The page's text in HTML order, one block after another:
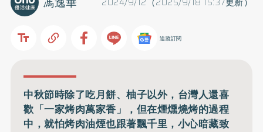
追蹤訂閱
中秋節時除了吃月餅、柚子以外，台灣人還喜
歡「一家烤肉萬家香」，但在煙燻燒烤的過程
中，就怕烤肉油煙也跟著飄千里，小心暗藏致